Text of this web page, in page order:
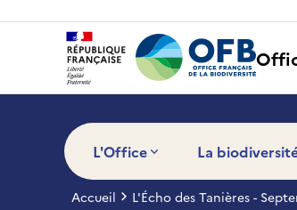
L'Office La
Accueil L'Écho des Tanières -